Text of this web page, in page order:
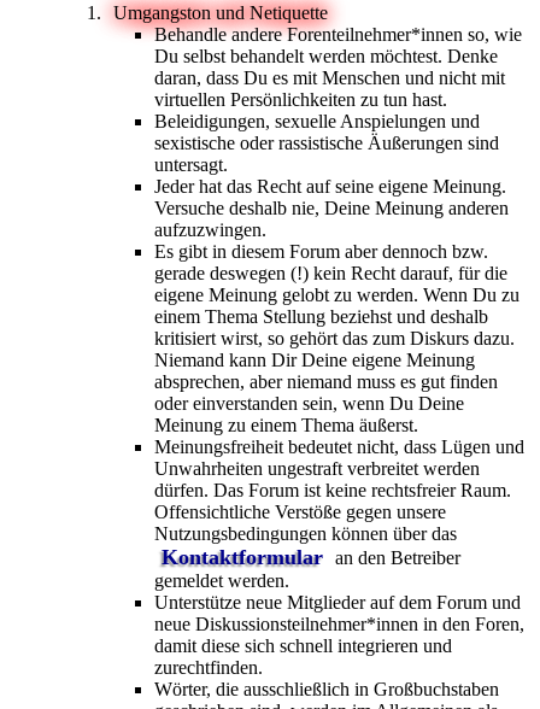
Umgangston und Netiquette
Behandle andere Forenteilnehmer*innen so, wie
Du selbst behandelt werden möchtest. Denke
daran, dass Du es mit Menschen und nicht mit
virtuellen Persönlichkeiten zu tun hast.
Beleidigungen, sexuelle Anspielungen und
sexistische oder rassistische Äußerungen sind
untersagt.
Jeder hat das Recht auf seine eigene Meinung.
Versuche deshalb nie, Deine Meinung anderen
aufzuzwingen.
Es gibt in diesem Forum aber dennoch bzw.
gerade deswegen (!) kein Recht darauf, für die
eigene Meinung gelobt zu werden. Wenn Du zu
einem Thema Stellung beziehst und deshalb
kritisiert wirst, so gehört das zum Diskurs dazu.
Niemand kann Dir Deine eigene Meinung
absprechen, aber niemand muss es gut finden
oder einverstanden sein, wenn Du Deine
Meinung zu einem Thema äußerst.
Meinungsfreiheit bedeutet nicht, dass Lügen und
Unwahrheiten ungestraft verbreitet werden
dürfen. Das Forum ist keine rechtsfreier Raum.
Offensichtliche Verstöße gegen unsere
Nutzungsbedingungen können über das
Kontaktformular an den Betreiber
gemeldet werden.
Unterstütze neue Mitglieder auf dem Forum und
neue Diskussionsteilnehmer*innen in den Foren,
damit diese sich schnell integrieren und
zurechtfinden.
Wörter, die ausschließlich in Großbuchstaben